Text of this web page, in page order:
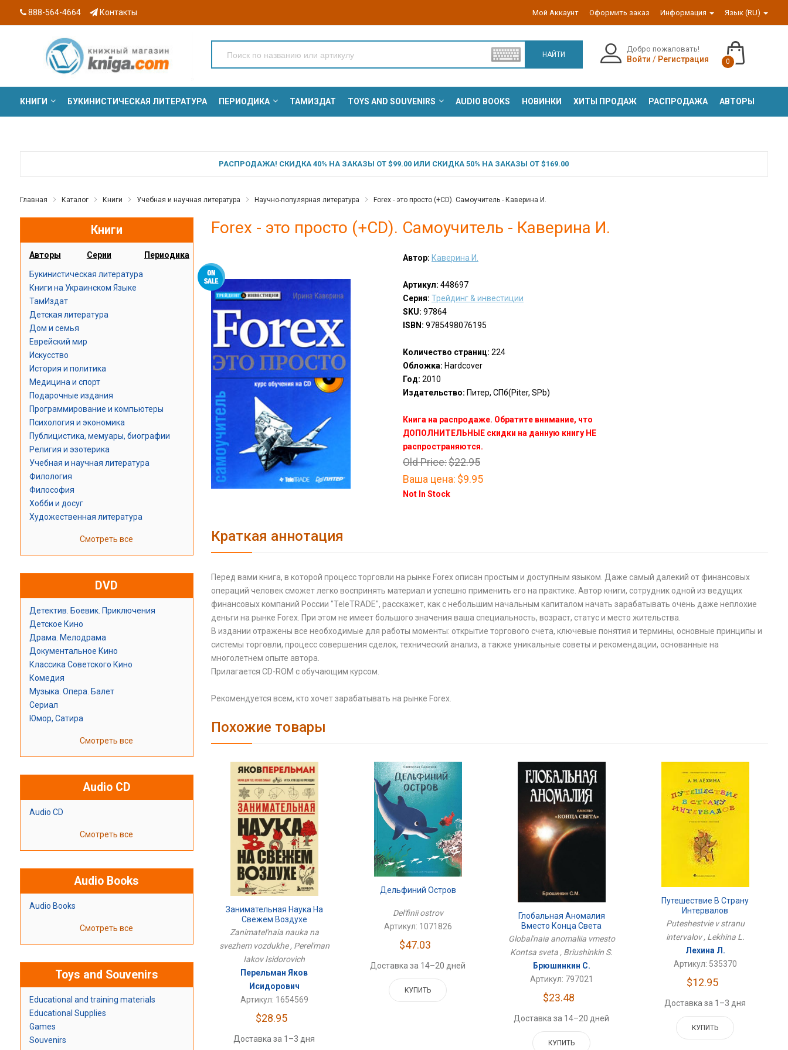
888-564-4664 Контакты Мой Аккаунт Оформить заказ Информация Язык (RU)
НАЙТИ
Добро пожаловать!
Войти / Регистрация 0
КНИГИ БУКИНИСТИЧЕСКАЯ ЛИТЕРАТУРА ПЕРИОДИКА ТАМИЗДАТ TOYS AND SOUVENIRS AUDIO BOOKS НОВИНКИ ХИТЫ ПРОДАЖ РАСПРОДАЖА АВТОРЫ
РАСПРОДАЖА! СКИДКА 40% НА ЗАКАЗЫ ОТ $99.00 ИЛИ СКИДКА 50% НА ЗАКАЗЫ ОТ $169.00
Главная Каталог Книги Учебная и научная литература Научно-популярная литература Forex - это просто (+CD). Самоучитель - Каверина И.
Книги
Авторы Серии Периодика
Букинистическая литература
Книги на Украинском Языке
ТамИздат
Детская литература
Дом и семья
Еврейский мир
Искусство
История и политика
Медицина и спорт
Подарочные издания
Программирование и компьютеры
Психология и экономика
Публицистика, мемуары, биографии
Религия и эзотерика
Учебная и научная литература
Филология
Философия
Хобби и досуг
Художественная литература
Смотреть все
DVD
Детектив. Боевик. Приключения
Детское Кино
Драма. Мелодрама
Документальное Кино
Классика Советского Кино
Комедия
Музыка. Опера. Балет
Сериал
Юмор, Сатира
Смотреть все
Audio CD
Audio CD
Смотреть все
Audio Books
Audio Books
Смотреть все
Toys and Souvenirs
Educational and training materials
Educational Supplies
Games
Souvenirs
Forex - это просто (+CD). Самоучитель - Каверина И.
Автор: Каверина И.
Артикул: 448697
Серия: Трейдинг & инвестиции
SKU: 97864
ISBN: 9785498076195
Количество страниц: 224
Обложка: Hardcover
Год: 2010
Издательство: Питер, СПб(Piter, SPb)
Книга на распродаже. Обратите внимание, что
ДОПОЛНИТЕЛЬНЫЕ скидки на данную книгу НЕ
распространяются.
Old Price:$22.95
Ваша цена: $9.95
Not In Stock
Краткая аннотация
Перед вами книга, в которой процесс торговли на рынке Forex описан простым и доступным языком. Даже самый далекий от финансовых
операций человек сможет легко воспринять материал и успешно применить его на практике. Автор книги, сотрудник одной из ведущих
финансовых компаний России "TeleTRADE", расскажет, как с небольшим начальным капиталом начать зарабатывать очень даже неплохие
деньги на рынке Forex. При этом не имеет большого значения ваша специальность, возраст, статус и место жительства.
В издании отражены все необходимые для работы моменты: открытие торгового счета, ключевые понятия и термины, основные принципы и
системы торговли, процесс совершения сделок, технический анализ, а также уникальные советы и рекомендации, основанные на
многолетнем опыте автора.
Прилагается CD-ROM c обучающим курсом.
Рекомендуется всем, кто хочет зарабатывать на рынке Forex.
Похожие товары
Занимательная Наука На
Свежем Воздухе
Zanimatel'naia nauka na
svezhem vozdukhe , Perel'man
Iakov Isidorovich
Перельман Яков
Исидорович
Артикул: 1654569
$28.95
Доставка за 1–3 дня
Дельфиний Остров
Del'finii ostrov
Артикул: 1071826
$47.03
Доставка за 14–20 дней
КУПИТЬ
Глобальная Аномалия
Вместо Конца Света
Global'naia anomaliia vmesto
Kontsa sveta , Briushinkin S.
Брюшинкин С.
Артикул: 797021
$23.48
Доставка за 14–20 дней
КУПИТЬ
Путешествие В Страну
Интервалов
Puteshestvie v stranu
intervalov , Lekhina L.
Лехина Л.
Артикул: 535370
$12.95
Доставка за 1–3 дня
КУПИТЬ